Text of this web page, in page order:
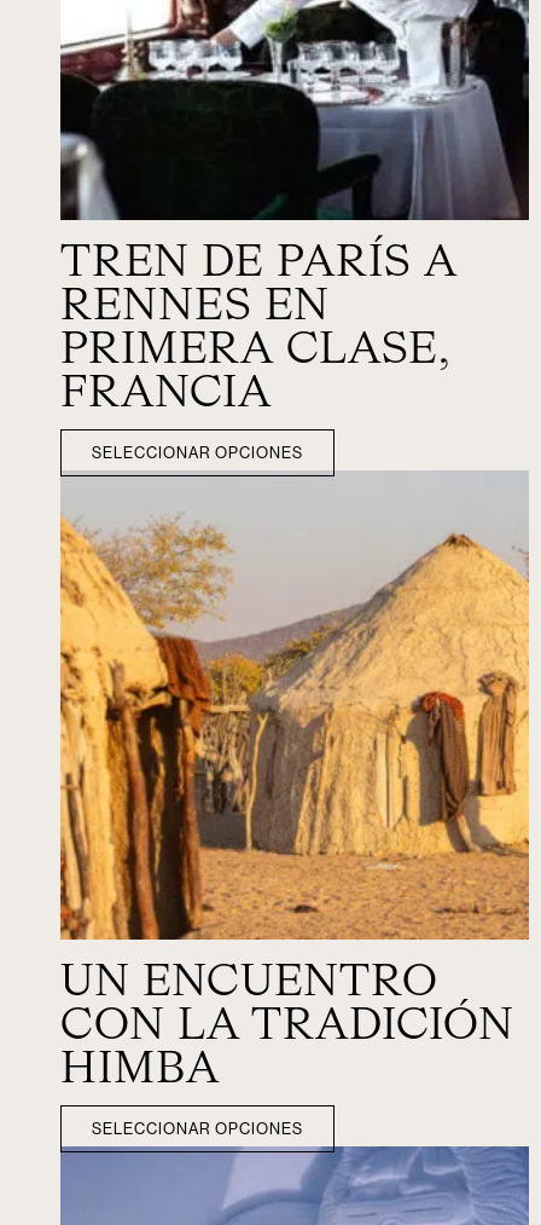
TREN DE PARÍS A
RENNES EN
PRIMERA CLASE,
FRANCIA
SELECCIONAR OPCIONES
UN ENCUENTRO
CON LA TRADICIÓN
HIMBA
SELECCIONAR OPCIONES